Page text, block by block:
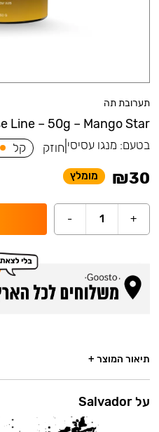
תערובת תה
Line – 50g – Mango Star
בטעם: מנגו עסיסי חוזק קל
₪30 מומלץ
+
1
-
תיאור המוצר +
על Salvador